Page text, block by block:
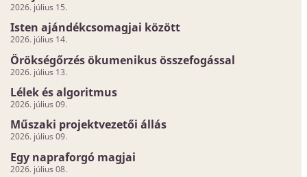
2026. július 15.
Isten ajándékcsomagjai között
2026. július 14.
Örökségőrzés ökumenikus összefogással
2026. július 13.
Lélek és algoritmus
2026. július 09.
Műszaki projektvezetői állás
2026. július 09.
Egy napraforgó magjai
2026. július 08.